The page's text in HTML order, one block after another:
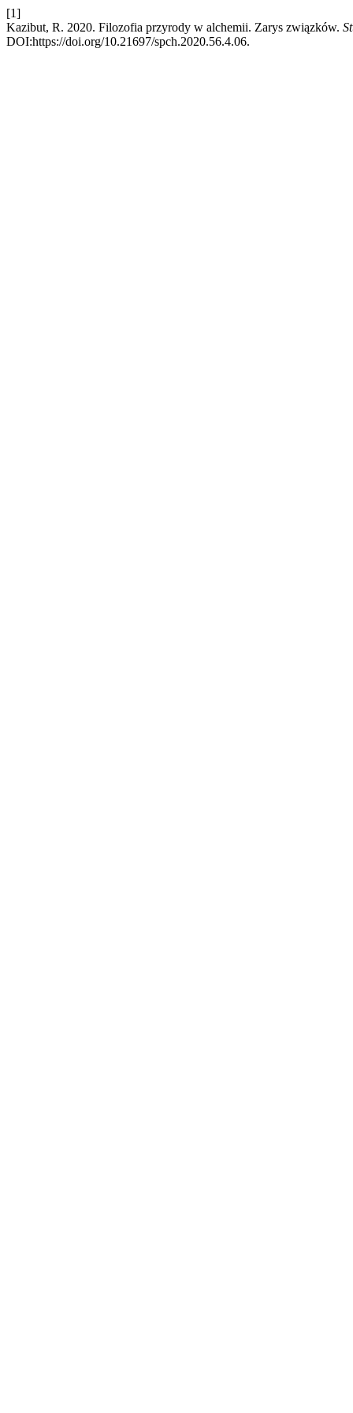
[1]
Kazibut, R. 2020. Filozofia przyrody w alchemii. Zarys związków.
DOI:https://doi.org/10.21697/spch.2020.56.4.06.